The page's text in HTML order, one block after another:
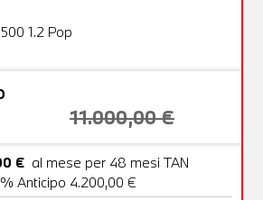
OFFERTA
1.2 Pop
11.000,00 €
€ al mese per 48 mesi TAN
Anticipo 4.200,00 €